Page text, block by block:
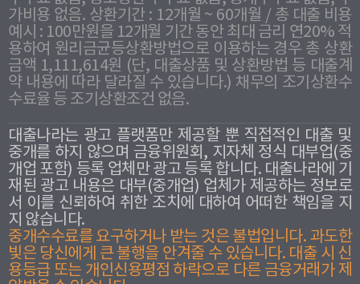
가비용 없음. 상환기간 : 12개월 ~ 60개월 / 총 대출 비용
예시 : 100만원을 12개월 기간 동안 최대 금리 연20% 적
용하여 원리금균등상환방법으로 이용하는 경우 총 상환
금액 1,111,614원 (단, 대출상품 및 상환방법 등 대출계
약 내용에 따라 달라질 수 있습니다.) 채무의 조기상환수
수료율 등 조기상환조건 없음.
대출나라는 광고 플랫폼만 제공할 뿐 직접적인 대출 및
중개를 하지 않으며 금융위원회, 지자체 정식 대부업(중
개업 포함) 등록 업체만 광고 등록 합니다. 대출나라에 기
재된 광고 내용은 대부(중개업) 업체가 제공하는 정보로
서 이를 신뢰하여 취한 조치에 대하여 어떠한 책임을 지
지 않습니다.
중개수수료를 요구하거나 받는 것은 불법입니다. 과도한
빛은 당신에게 큰 불행을 안겨줄 수 있습니다. 대출 시 신
용등급 또는 개인신용평점 하락으로 다른 금융거래가 제